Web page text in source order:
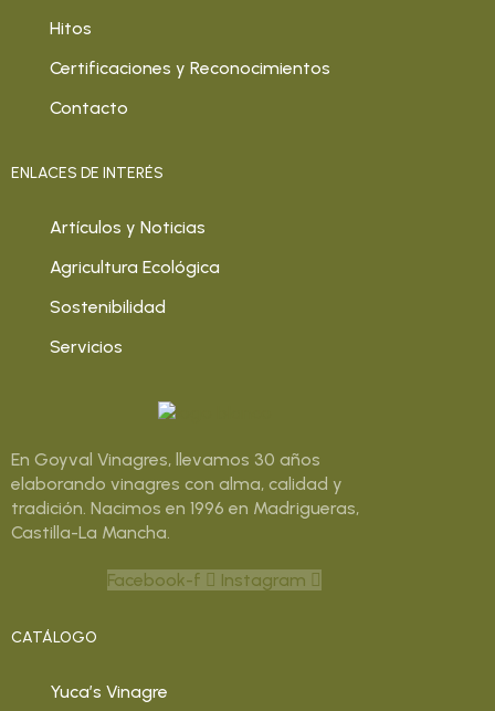
Hitos
Certificaciones y Reconocimientos
Contacto
ENLACES DE INTERÉS
Artículos y Noticias
Agricultura Ecológica
Sostenibilidad
Servicios
En Goyval Vinagres, llevamos 30 años
elaborando vinagres con alma, calidad y
tradición. Nacimos en 1996 en Madrigueras,
Castilla-La Mancha.
Facebook-f Instagram
CATÁLOGO
Yuca’s Vinagre